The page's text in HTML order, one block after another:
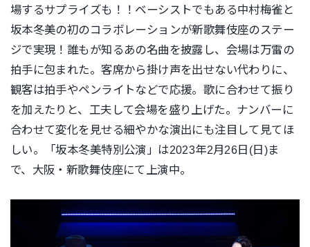
場するサプライズも！！ベーシストでもある中村梅雀と
坂本冬美の初のコラボレーションが新歌舞伎座のステー
ジで実現！誰もが知るあの名曲を披露し、会場は万雷の
拍手に包まれた。客席から掛け声を出せない代わりに、
観客は拍手やペンライトなどで応援。歌に合わせて振り
を加えたりと、工夫して会場を盛り上げた。ナンバーに
合わせて変化を見せる細やかな演出にも注目して見てほ
しい。
「坂本冬美特別公演」は2023年2月26日(日)ま
で、大阪・新歌舞伎座にて上演中。